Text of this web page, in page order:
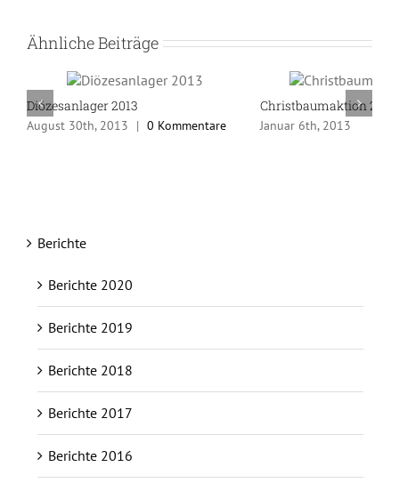
Ähnliche Beiträge
Diözesanlager 2013
August 30th, 2013 | 0 Kommentare
Christbaumaktion 2013
Januar 6th, 2013
Berichte
Berichte 2020
Berichte 2019
Berichte 2018
Berichte 2017
Berichte 2016